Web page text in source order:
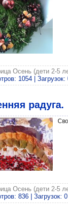
Осень (дети 2-5
1054 |
радуга.
Осень (дети 2-5
836 | Загрузок: